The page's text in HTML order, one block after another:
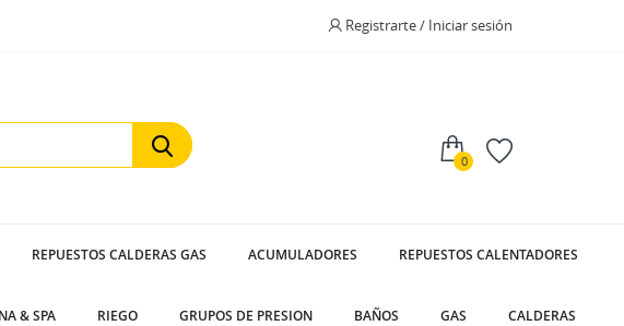
Registrarte / Iniciar sesión
0
REPUESTOS CALDERAS GAS ACUMULADORES REPUESTOS CALENTADORES
& SPA RIEGO GRUPOS DE PRESION BAÑOS GAS CALDERAS